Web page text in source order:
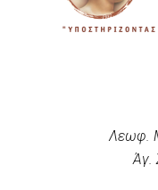
Λεωφ.
Άγ.